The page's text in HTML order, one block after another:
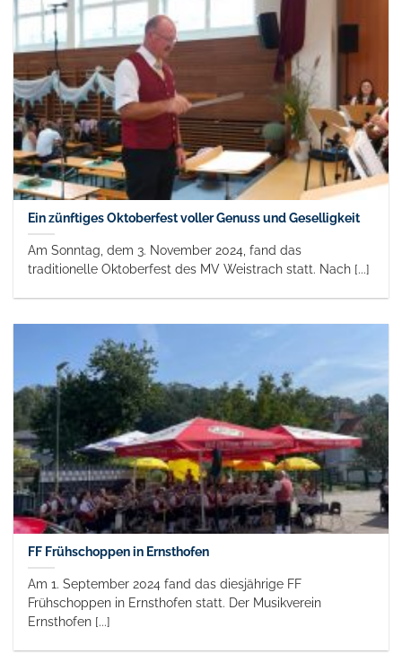
Ein zünftiges Oktoberfest voller Genuss und Geselligkeit
Am Sonntag, dem 3. November 2024, fand das
traditionelle Oktoberfest des MV Weistrach statt. Nach [...]
FF Frühschoppen in Ernsthofen
Am 1. September 2024 fand das diesjährige FF
Frühschoppen in Ernsthofen statt. Der Musikverein
Ernsthofen [...]